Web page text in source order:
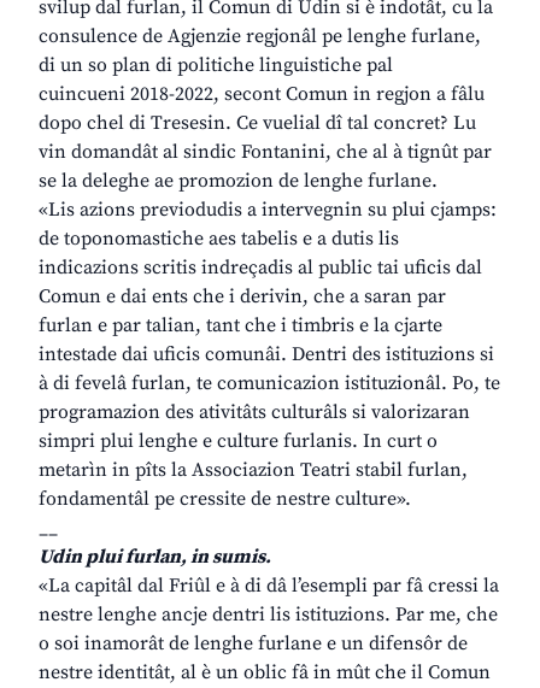
svilup dal furlan, il Comun di Udin si è indotât, cu la
consulence de Agjenzie regjonâl pe lenghe furlane,
di un so plan di politiche linguistiche pal
cuincueni 2018-2022, secont Comun in regjon a fâlu
dopo chel di Tresesin. Ce vuelial dî tal concret? Lu
vin domandât al sindic Fontanini, che al à tignût par
se la deleghe ae promozion de lenghe furlane.
«Lis azions previodudis a intervegnin su plui cjamps:
de toponomastiche aes tabelis e a dutis lis
indicazions scritis indreçadis al public tai uficis dal
Comun e dai ents che i derivin, che a saran par
furlan e par talian, tant che i timbris e la cjarte
intestade dai uficis comunâi. Dentri des istituzions si
à di fevelâ furlan, te comunicazion istituzionâl. Po, te
programazion des ativitâts culturâls si valorizaran
simpri plui lenghe e culture furlanis. In curt o
metarìn in pîts la Associazion Teatri stabil furlan,
fondamentâl pe cressite de nestre culture».
__
Udin plui furlan, in sumis.
«La capitâl dal Friûl e à di dâ l’esempli par fâ cressi la
nestre lenghe ancje dentri lis istituzions. Par me, che
o soi inamorât de lenghe furlane e un difensôr de
nestre identitât, al è un oblic fâ in mût che il Comun